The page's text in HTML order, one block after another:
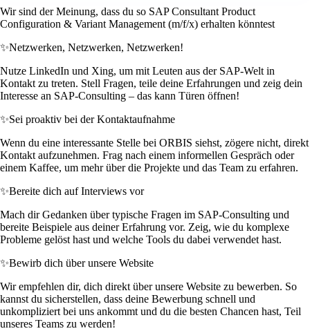
Wir sind der Meinung, dass du so SAP Consultant Product
Configuration & Variant Management (m/f/x) erhalten könntest
✨Netzwerken, Netzwerken, Netzwerken!
Nutze LinkedIn und Xing, um mit Leuten aus der SAP-Welt in
Kontakt zu treten. Stell Fragen, teile deine Erfahrungen und zeig dein
Interesse an SAP-Consulting – das kann Türen öffnen!
✨Sei proaktiv bei der Kontaktaufnahme
Wenn du eine interessante Stelle bei ORBIS siehst, zögere nicht, direkt
Kontakt aufzunehmen. Frag nach einem informellen Gespräch oder
einem Kaffee, um mehr über die Projekte und das Team zu erfahren.
✨Bereite dich auf Interviews vor
Mach dir Gedanken über typische Fragen im SAP-Consulting und
bereite Beispiele aus deiner Erfahrung vor. Zeig, wie du komplexe
Probleme gelöst hast und welche Tools du dabei verwendet hast.
✨Bewirb dich über unsere Website
Wir empfehlen dir, dich direkt über unsere Website zu bewerben. So
kannst du sicherstellen, dass deine Bewerbung schnell und
unkompliziert bei uns ankommt und du die besten Chancen hast, Teil
unseres Teams zu werden!